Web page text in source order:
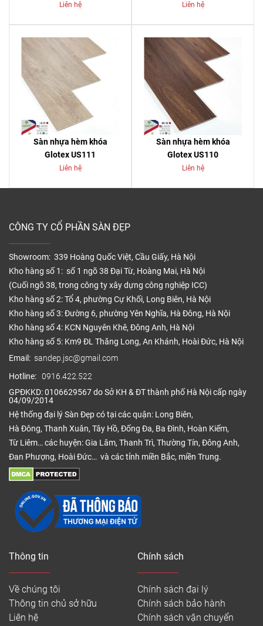
Liên hệ Liên hệ
Sàn nhựa hèm khóa
Glotex US111
Liên hệ
Sàn nhựa hèm khóa
Glotex US110
Liên hệ
CÔNG TY CỔ PHẦN SÀN ĐẸP
Showroom: 339 Hoàng Quốc Việt, Cầu Giấy, Hà Nội
Kho hàng số 1: số 1 ngõ 38 Đại Từ, Hoàng Mai, Hà Nội
(Cuối ngõ 38, trong công ty xây dựng công nghiệp ICC)
Kho hàng số 2: Tổ 4, phường Cự Khối, Long Biên, Hà Nội
Kho hàng số 3: Đường 6, phường Yên Nghĩa, Hà Đông, Hà Nội
Kho hàng số 4: KCN Nguyên Khê, Đông Anh, Hà Nội
Kho hàng số 5: Km9 ĐL Thăng Long, An Khánh, Hoài Đức, Hà Nội
Email: sandep.jsc@gmail.com
Hotline: 0916.422.522
GPĐKKD: 0106629567 do Sở KH & ĐT thành phố Hà Nội cấp ngày
04/09/2014
Hệ thống đại lý Sàn Đẹp có tại các quận: Long Biên,
Hà Đông, Thanh Xuân, Tây Hồ, Đống Đa, Ba Đình, Hoàn Kiếm,
Từ Liêm… các huyện: Gia Lâm, Thanh Trì, Thường Tín, Đông Anh,
Đan Phượng, Hoài Đức… và các tỉnh miền Bắc, miền Trung.
Thông tin
Về chúng tôi
Thông tin chủ sở hữu
Liên hệ
Chính sách
Chính sách đại lý
Chính sách bảo hành
Chính sách vận chuyển